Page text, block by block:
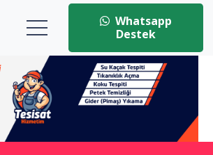
Whatsapp
Destek